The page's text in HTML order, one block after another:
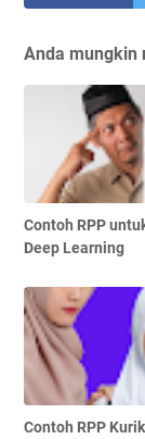
Anda mungkin
Contoh RPP
Deep Learning
Contoh RPP